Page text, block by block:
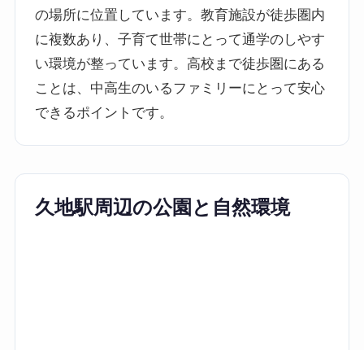
の場所に位置しています。教育施設が徒歩圏内
に複数あり、子育て世帯にとって通学のしやす
い環境が整っています。高校まで徒歩圏にある
ことは、中高生のいるファミリーにとって安心
できるポイントです。
久地駅周辺の公園と自然環境